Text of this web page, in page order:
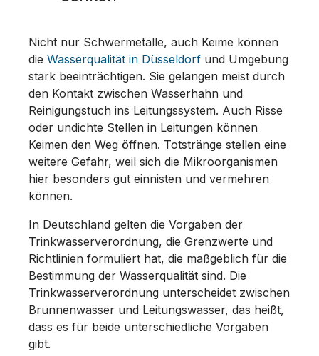
Nicht nur Schwermetalle, auch Keime können
die Wasserqualität in Düsseldorf und Umgebung
stark beeinträchtigen. Sie gelangen meist durch
den Kontakt zwischen Wasserhahn und
Reinigungstuch ins Leitungssystem. Auch Risse
oder undichte Stellen in Leitungen können
Keimen den Weg öffnen. Totstränge stellen eine
weitere Gefahr, weil sich die Mikroorganismen
hier besonders gut einnisten und vermehren
können.
In Deutschland gelten die Vorgaben der
Trinkwasserverordnung, die Grenzwerte und
Richtlinien formuliert hat, die maßgeblich für die
Bestimmung der Wasserqualität sind. Die
Trinkwasserverordnung unterscheidet zwischen
Brunnenwasser und Leitungswasser, das heißt,
dass es für beide unterschiedliche Vorgaben
gibt.